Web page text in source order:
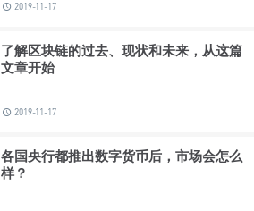
2019-11-17
了解区块链的过去、现状和未来，从这篇
文章开始
2019-11-17
各国央行都推出数字货币后，市场会怎么
样？